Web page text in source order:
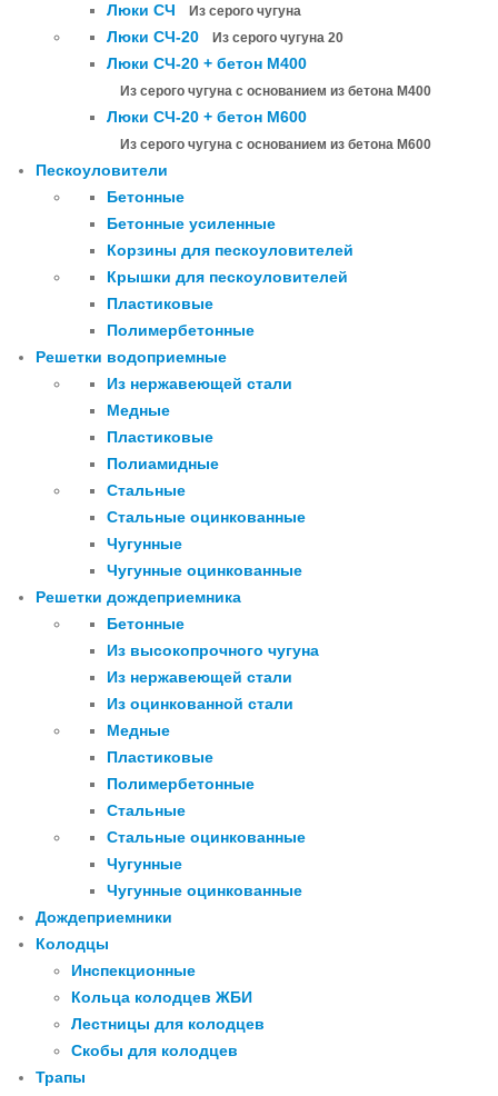
Люки СЧ
Из серого чугуна
Люки СЧ-20 Из серого чугуна 20
Люки СЧ-20 + бетон М400
Из серого чугуна с основанием из бетона М400
Люки СЧ-20 + бетон М600
Из серого чугуна с основанием из бетона М600
Пескоуловители
Бетонные
Бетонные усиленные
Корзины для пескоуловителей
Крышки для пескоуловителей
Пластиковые
Полимербетонные
Решетки водоприемные
Из нержавеющей стали
Медные
Пластиковые
Полиамидные
Стальные
Стальные оцинкованные
Чугунные
Чугунные оцинкованные
Решетки дождеприемника
Бетонные
Из высокопрочного чугуна
Из нержавеющей стали
Из оцинкованной стали
Медные
Пластиковые
Полимербетонные
Стальные
Стальные оцинкованные
Чугунные
Чугунные оцинкованные
Дождеприемники
Колодцы
Инспекционные
Кольца колодцев ЖБИ
Лестницы для колодцев
Скобы для колодцев
Трапы